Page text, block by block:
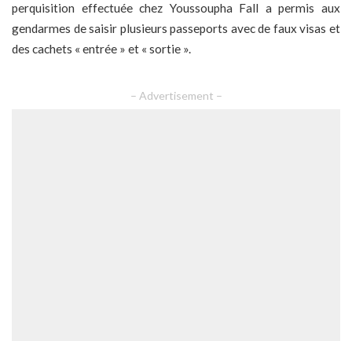
perquisition effectuée chez Youssoupha Fall a permis aux
gendarmes de saisir plusieurs passeports avec de faux visas et
des cachets « entrée » et « sortie ».
– Advertisement –